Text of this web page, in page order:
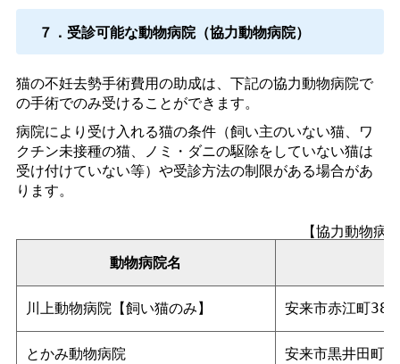
７．受診可能な動物病院（協力動物病院）
猫の不妊去勢手術費用の助成は、下記の協力動物病院で
の手術でのみ受けることができます。
病院により受け入れる猫の条件（飼い主のいない猫、ワ
クチン未接種の猫、ノミ・ダニの駆除をしていない猫は
受け付けていない等）や受診方法の制限がある場合があ
ります。
【協力動物病
動物病院名
川上動物病院【飼い猫のみ】 安来市赤江町
とかみ動物病院 安来市黒井田町